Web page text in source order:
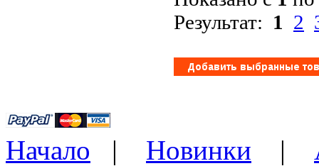
Результат: 1 2
Начало | Новинки |